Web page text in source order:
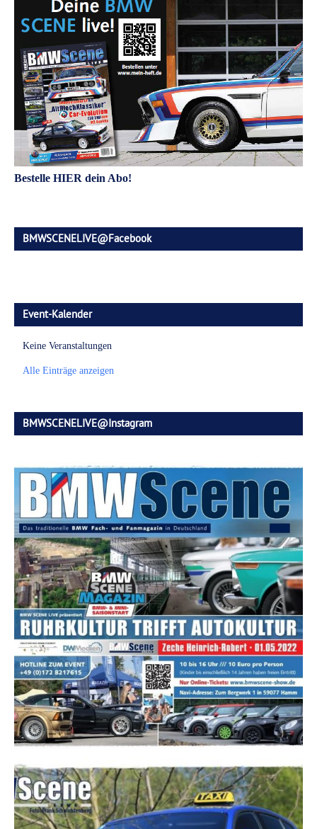
Bestelle HIER dein Abo!
BMWSCENELIVE@Facebook
Event-Kalender
Keine Veranstaltungen
Alle Einträge anzeigen
BMWSCENELIVE@Instagram